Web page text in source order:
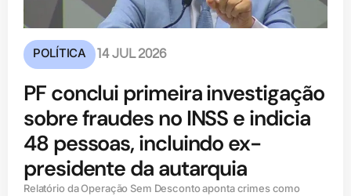
POLÍTICA 14 JUL 2026
PF conclui primeira investigação
sobre fraudes no INSS e indicia
48 pessoas, incluindo ex-
presidente da autarquia
Relatório da Operação Sem Desconto aponta crimes como